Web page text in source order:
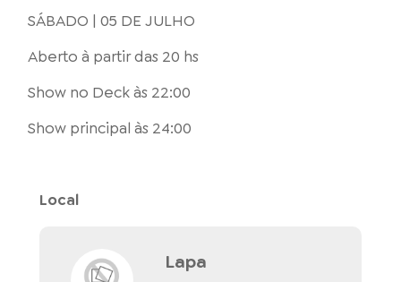
SÁBADO | 05 DE JULHO
Aberto à partir das 20 hs
Show no Deck às 22:00
Show principal às 24:00
Local
Lapa